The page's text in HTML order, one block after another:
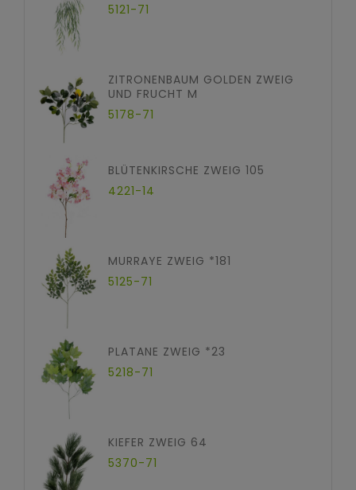
5121-71
ZITRONENBAUM GOLDEN ZWEIG
UND FRUCHT M
5178-71
BLÜTENKIRSCHE ZWEIG 105
4221-14
MURRAYE ZWEIG *181
5125-71
PLATANE ZWEIG *23
5218-71
KIEFER ZWEIG 64
5370-71